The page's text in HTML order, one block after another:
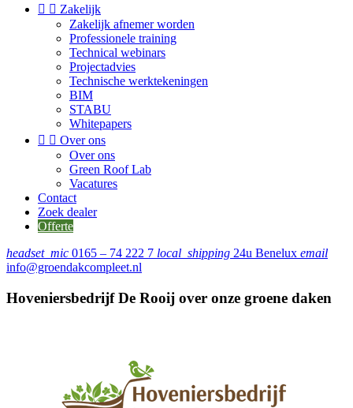
  Zakelijk
Zakelijk afnemer worden
Professionele training
Technical webinars
Projectadvies
Technische werktekeningen
BIM
STABU
Whitepapers
  Over ons
Over ons
Green Roof Lab
Vacatures
Contact
Zoek dealer
Offerte
headset_mic 0165 – 74 222 7 local_shipping 24u Benelux email
info@groendakcompleet.nl
Hoveniersbedrijf De Rooij over onze groene daken